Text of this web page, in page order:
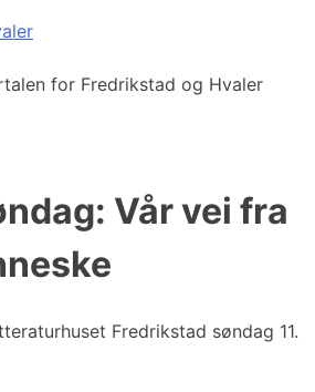
for Fredrikstad og Hvaler
Vår vei fra
Fredrikstad søndag 11.